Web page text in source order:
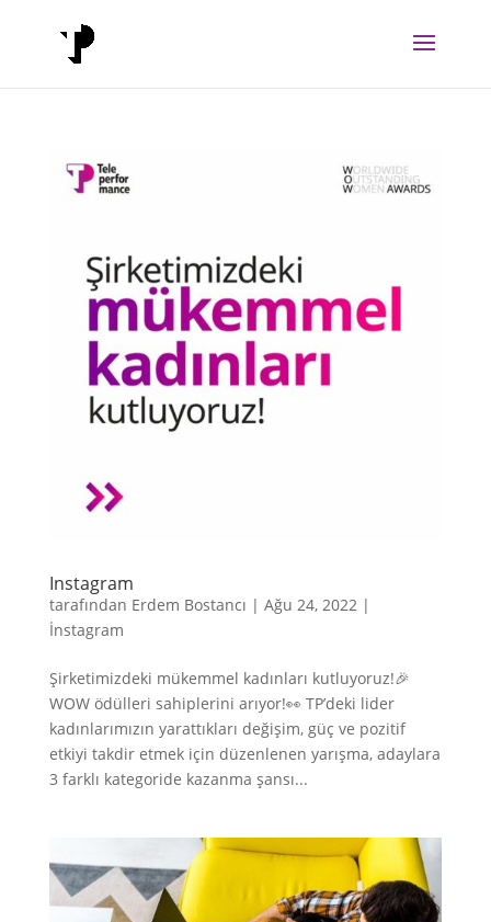
Instagram
tarafından Erdem Bostancı | Ağu 24, 2022|
İnstagram
Şirketimizdeki mükemmel kadınları kutluyoruz!🎉
WOW ödülleri sahiplerini arıyor!👀 TP’deki lider
kadınlarımızın yarattıkları değişim, güç ve pozitif
etkiyi takdir etmek için düzenlenen yarışma, adaylara
3 farklı kategoride kazanma şansı...